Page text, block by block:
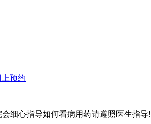
上预约
细心指导如何看病用药请遵照医生指导!